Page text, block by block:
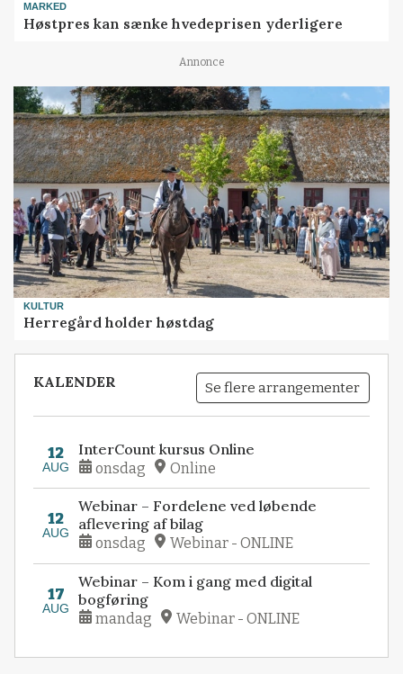
MARKED
Høstpres kan sænke hvedeprisen yderligere
Annonce
KULTUR
Herregård holder høstdag
KALENDER Se flere arrangementer
12
AUG
InterCount kursus Online
onsdag Online
12
AUG
Webinar – Fordelene ved løbende
aflevering af bilag
onsdag Webinar - ONLINE
17
AUG
Webinar – Kom i gang med digital
bogføring
mandag Webinar - ONLINE